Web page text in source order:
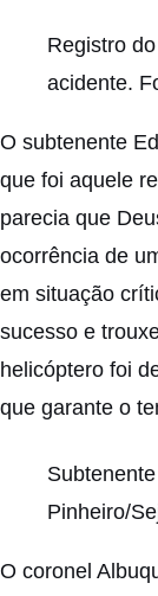
Registro
acidente.
O subtenente
que foi aquele
parecia que
ocorrência de
em situação
sucesso e
helicóptero foi
que garante o
Pinheiro/
O coronel